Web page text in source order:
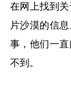
在网上找到
片沙漠的信
事，他们一
不到。